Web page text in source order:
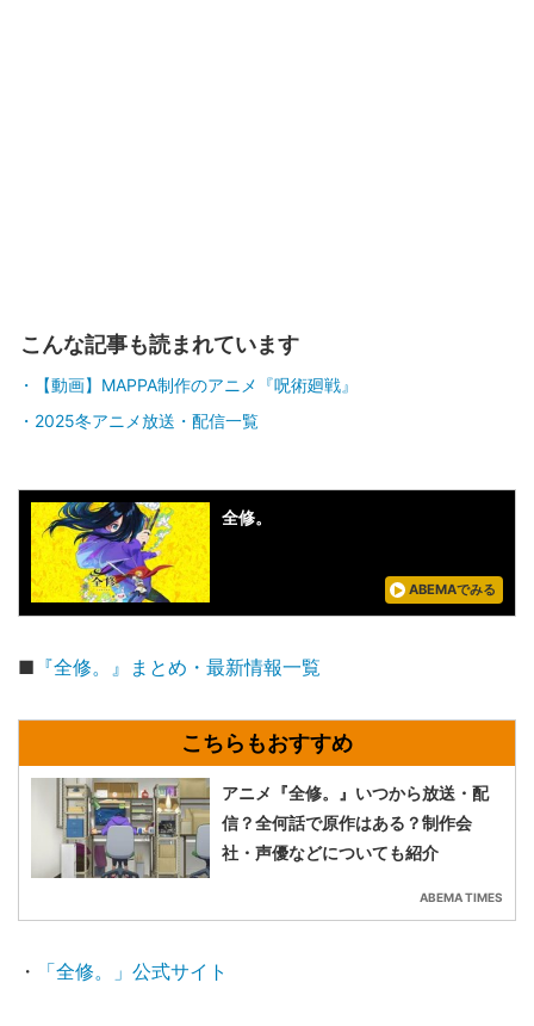
こんな記事も読まれています
【動画】MAPPA制作のアニメ『呪術廻戦』
2025冬アニメ放送・配信一覧
全修。
ABEMAでみる
■ 『全修。』まとめ・最新情報一覧
アニメ『全修。』いつから放送・配
信？全何話で原作はある？制作会
社・声優などについても紹介
ABEMA TIMES
・ 「全修。」公式サイト